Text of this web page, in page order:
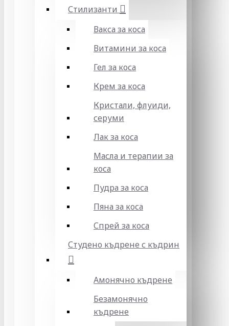
Стилизанти
Вакса за коса
Витамини за коса
Гел за коса
Крем за коса
Кристали, флуиди,
серуми
Лак за коса
Масла и терапии за
коса
Пудра за коса
Пяна за коса
Спрей за коса
Студено къдрене с къдрин
Амонячно къдрене
Безамонячно
къдрене